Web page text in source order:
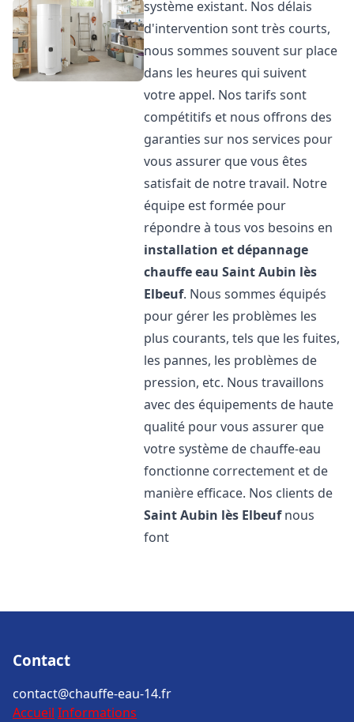
système existant. Nos délais
d'intervention sont très courts,
nous sommes souvent sur place
dans les heures qui suivent
votre appel. Nos tarifs sont
compétitifs et nous offrons des
garanties sur nos services pour
vous assurer que vous êtes
satisfait de notre travail. Notre
équipe est formée pour
répondre à tous vos besoins en
installation et dépannage
chauffe eau Saint Aubin lès
Elbeuf. Nous sommes équipés
pour gérer les problèmes les
plus courants, tels que les fuites,
les pannes, les problèmes de
pression, etc. Nous travaillons
avec des équipements de haute
qualité pour vous assurer que
votre système de chauffe-eau
fonctionne correctement et de
manière efficace. Nos clients de
Saint Aubin lès Elbeufnous
font
Contact
contact@chauffe-eau-14.fr
Accueil Informations